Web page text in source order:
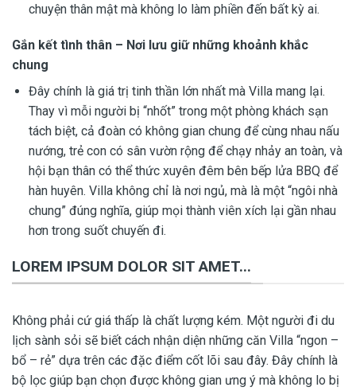
chuyện thân mật mà không lo làm phiền đến bất kỳ ai.
Gắn kết tình thân – Nơi lưu giữ những khoảnh khắc
chung
Đây chính là giá trị tinh thần lớn nhất mà Villa mang lại.
Thay vì mỗi người bị “nhốt” trong một phòng khách sạn
tách biệt, cả đoàn có không gian chung để cùng nhau nấu
nướng, trẻ con có sân vườn rộng để chạy nhảy an toàn, và
hội bạn thân có thể thức xuyên đêm bên bếp lửa BBQ để
hàn huyên. Villa không chỉ là nơi ngủ, mà là một “ngôi nhà
chung” đúng nghĩa, giúp mọi thành viên xích lại gần nhau
hơn trong suốt chuyến đi.
LOREM IPSUM DOLOR SIT AMET...
Không phải cứ giá thấp là chất lượng kém. Một người đi du
lịch sành sỏi sẽ biết cách nhận diện những căn Villa “ngon –
bổ – rẻ” dựa trên các đặc điểm cốt lõi sau đây. Đây chính là
bộ lọc giúp bạn chọn được không gian ưng ý mà không lo bị